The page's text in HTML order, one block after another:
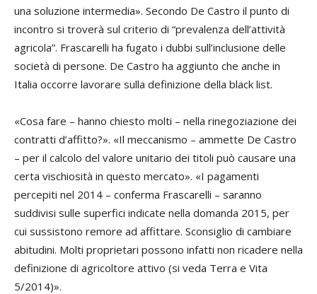
una soluzione intermedia». Secondo De Castro il punto di
incontro si troverà sul criterio di “prevalenza dell’attività
agricola”. Frascarelli ha fugato i dubbi sull’inclusione delle
società di persone. De Castro ha aggiunto che anche in
Italia occorre lavorare sulla definizione della black list.
«Cosa fare – hanno chiesto molti – nella rinegoziazione dei
contratti d’affitto?». «Il meccanismo – ammette De Castro
– per il calcolo del valore unitario dei titoli può causare una
certa vischiosità in questo mercato». «I pagamenti
percepiti nel 2014 – conferma Frascarelli – saranno
suddivisi sulle superfici indicate nella domanda 2015, per
cui sussistono remore ad affittare. Sconsiglio di cambiare
abitudini. Molti proprietari possono infatti non ricadere nella
definizione di agricoltore attivo (si veda Terra e Vita
5/2014)».